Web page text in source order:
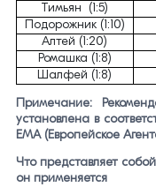
Тимьян (1:5)
Подорожник (1:10)
Алтей (1:20)
Ромашка (1:8)
Шалфей (1:8)
Примечание:
установлена в
ЕМА (Европейское
Что представляет
он применяется